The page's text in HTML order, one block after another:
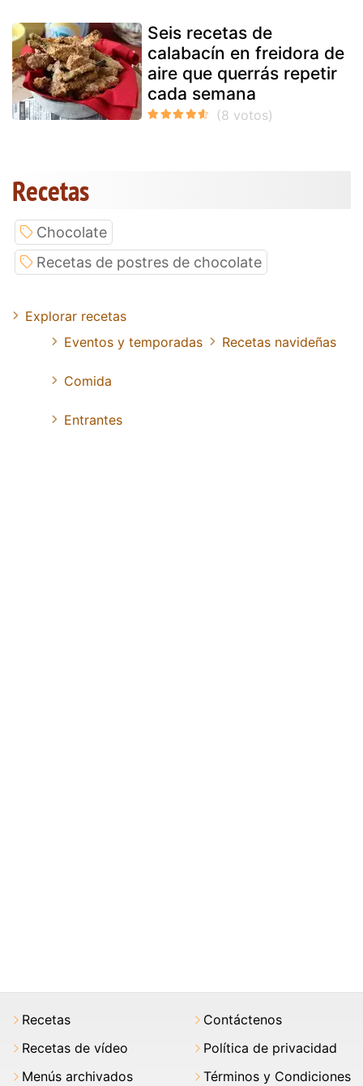
Seis recetas de
calabacín en freidora de
aire que querrás repetir
cada semana
Recetas
Chocolate
Recetas de postres de chocolate
Explorar recetas
Eventos y temporadas
Recetas navideñas
Comida
Entrantes
Recetas
Recetas de vídeo
Menús archivados
Contáctenos
Política de privacidad
Términos y Condiciones